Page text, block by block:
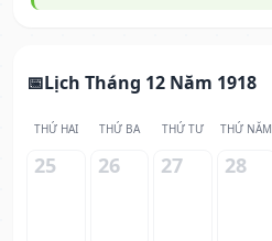
Lịch Tháng 12 Năm 1918
THỨ HAI THỨ BA THỨ TƯ THỨ NĂM
25 26 27 28